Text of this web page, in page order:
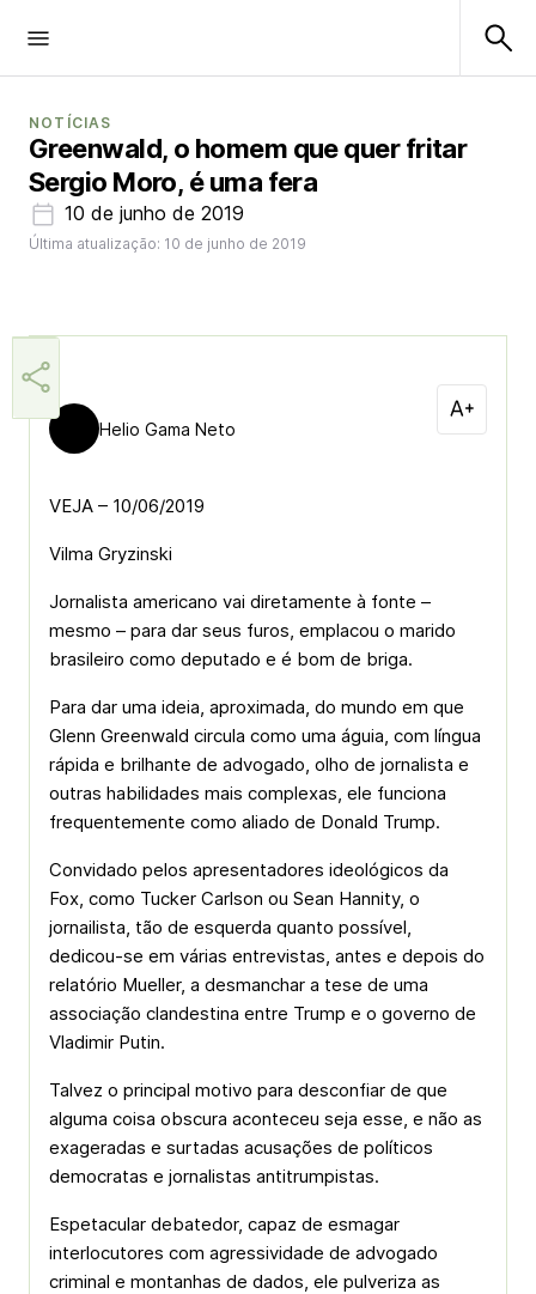
NOTÍCIAS
Greenwald, o homem que quer fritar
Sergio Moro, é uma fera
10 de junho de 2019
Última atualização: 10 de junho de 2019
Helio Gama Neto
VEJA – 10/06/2019
Vilma Gryzinski
Jornalista americano vai diretamente à fonte –
mesmo – para dar seus furos, emplacou o marido
brasileiro como deputado e é bom de briga.
Para dar uma ideia, aproximada, do mundo em que
Glenn Greenwald circula como uma águia, com língua
rápida e brilhante de advogado, olho de jornalista e
outras habilidades mais complexas, ele funciona
frequentemente como aliado de Donald Trump.
Convidado pelos apresentadores ideológicos da
Fox, como Tucker Carlson ou Sean Hannity, o
jornailista, tão de esquerda quanto possível,
dedicou-se em várias entrevistas, antes e depois do
relatório Mueller, a desmanchar a tese de uma
associação clandestina entre Trump e o governo de
Vladimir Putin.
Talvez o principal motivo para desconfiar de que
alguma coisa obscura aconteceu seja esse, e não as
exageradas e surtadas acusações de políticos
democratas e jornalistas antitrumpistas.
Espetacular debatedor, capaz de esmagar
interlocutores com agressividade de advogado
criminal e montanhas de dados, ele pulveriza as